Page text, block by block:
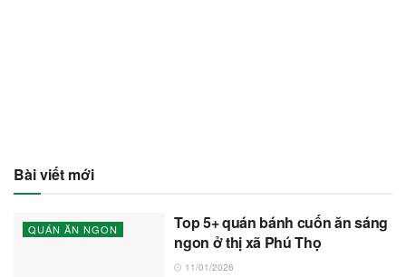
Bài viết mới
QUÁN ĂN NGON
Top 5+ quán bánh cuốn ăn sáng
ngon ở thị xã Phú Thọ
11/01/2026